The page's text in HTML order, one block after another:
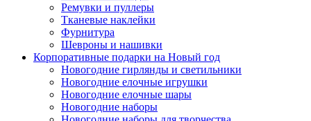
Ремувки и пуллеры
Тканевые наклейки
Фурнитура
Шевроны и нашивки
Корпоративные подарки на Новый год
Новогодние гирлянды и светильники
Новогодние елочные игрушки
Новогодние елочные шары
Новогодние наборы